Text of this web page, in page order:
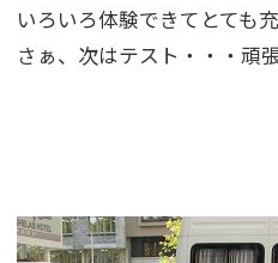
いろいろ体験できてとても
さぁ、次はテスト・・・